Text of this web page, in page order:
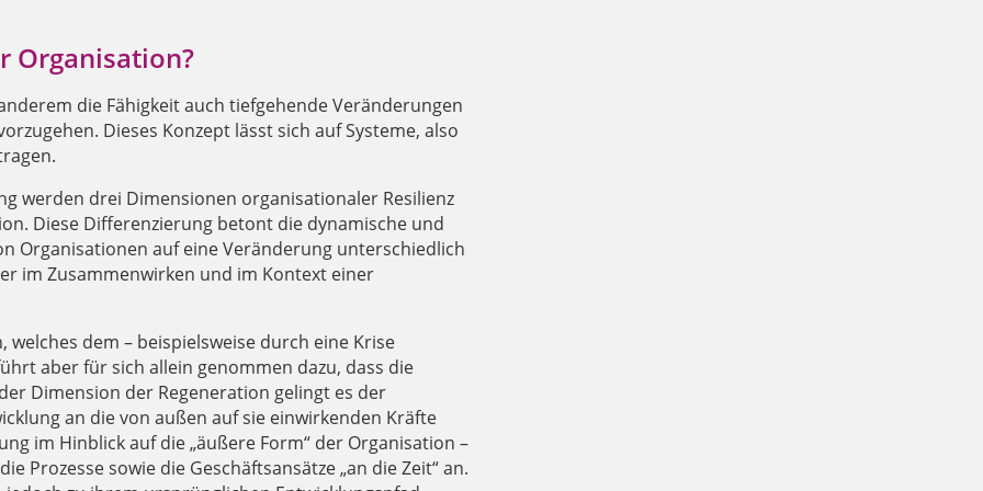
Organisation?
die Fähigkeit auch tiefgehende Veränderungen
Dieses Konzept lässt sich auf Systeme, also
werden drei Dimensionen organisationaler Resilienz
Diese Differenzierung betont die dynamische und
Organisationen auf eine Veränderung unterschiedlich
im Zusammenwirken und im Kontext einer
dem – beispielsweise durch eine Krise
aber für sich allein genommen dazu, dass die
Dimension der Regeneration gelingt es der
an die von außen auf sie einwirkenden Kräfte
im Hinblick auf die „äußere Form“ der Organisation –
Prozesse sowie die Geschäftsansätze „an die Zeit“ an.